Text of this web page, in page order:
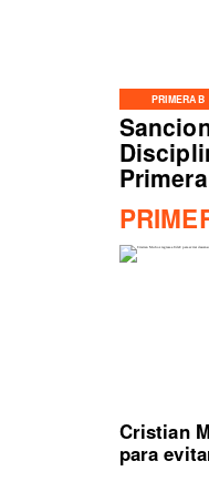
PRIMERA B
Cristian
para